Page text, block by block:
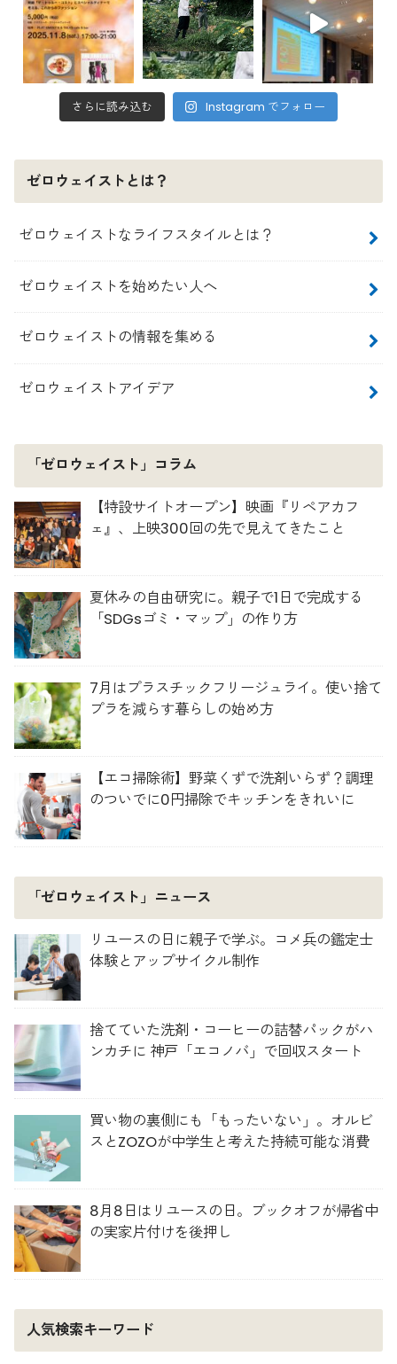
さらに読み込む Instagram でフォロー
ゼロウェイストとは？
ゼロウェイストなライフスタイルとは？
ゼロウェイストを始めたい人へ
ゼロウェイストの情報を集める
ゼロウェイストアイデア
「ゼロウェイスト」コラム
【特設サイトオープン】映画『リペアカフ
ェ』、上映300回の先で見えてきたこと
夏休みの自由研究に。親子で1日で完成する
「SDGsゴミ・マップ」の作り方
7月はプラスチックフリージュライ。使い捨て
プラを減らす暮らしの始め方
【エコ掃除術】野菜くずで洗剤いらず？調理
のついでに0円掃除でキッチンをきれいに
「ゼロウェイスト」ニュース
リユースの日に親子で学ぶ。コメ兵の鑑定士
体験とアップサイクル制作
捨てていた洗剤・コーヒーの詰替パックがハ
ンカチに 神戸「エコノバ」で回収スタート
買い物の裏側にも「もったいない」。オルビ
スとZOZOが中学生と考えた持続可能な消費
8月8日はリユースの日。ブックオフが帰省中
の実家片付けを後押し
人気検索キーワード